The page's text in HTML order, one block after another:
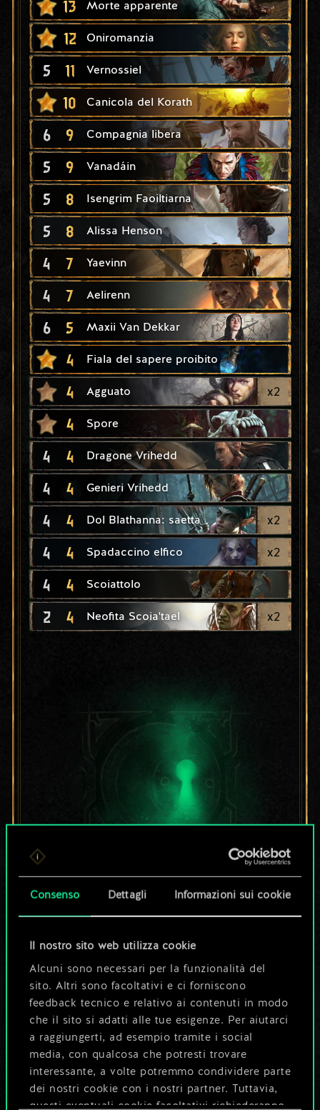
Consenso Dettagli Informazioni sui cookie
Il nostro sito web utilizza cookie
Alcuni sono necessari per la funzionalità del
sito. Altri sono facoltativi e ci forniscono
feedback tecnico e relativo ai contenuti in modo
che il sito si adatti alle tue esigenze. Per aiutarci
a raggiungerti, ad esempio tramite i social
media, con qualcosa che potresti trovare
interessante, a volte potremmo condividere parte
dei nostri cookie con i nostri partner. Tuttavia,
questi eventuali cookie facoltativi richiederanno
13 Morte apparente
12 Oniromanzia
5 11 Vernossiel
10 Canicola del Korath
6 9 Compagnia libera
5 9 Vanadáin
5 8 Isengrim Faoiltiarna
5 8 Alissa Henson
4 7 Yaevinn
4 7 Aelirenn
6 5 Maxii Van Dekkar
4 Fiala del sapere proibito
4 Agguato x2
4 Spore
4 4 Dragone Vrihedd
4 4 Genieri Vrihedd
4 4 Dol Blathanna: saetta x2
4 4 Spadaccino elfico x2
4 4 Scoiattolo
2 4 Neofita Scoia'tael x2
Per ora, è solo un
condiviso.
Ma può diventare
molto altro!
Dai un nome al mazzo e crea una
guida